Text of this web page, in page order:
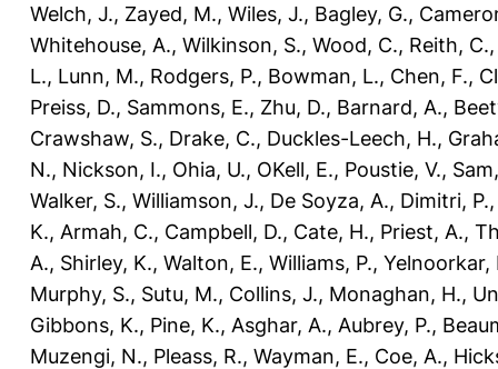
Welch, J., Zayed, M., Wiles, J., Bagley, G.,
Whitehouse, A., Wilkinson, S., Wood, C., Reith, C.
L., Lunn, M., Rodgers, P., Bowman, L., Chen, F.,
Preiss, D., Sammons, E., Zhu, D., Barnard, A.,
Crawshaw, S., Drake, C., Duckles-Leech, H.,
N., Nickson, I., Ohia, U., OKell, E., Poustie, V.,
Walker, S., Williamson, J., De Soyza, A., Dimitri, P.
K., Armah, C., Campbell, D., Cate, H., Priest, A.,
A., Shirley, K., Walton, E., Williams, P., Yelnoorkar,
Murphy, S., Sutu, M., Collins, J., Monaghan, H.,
Gibbons, K., Pine, K., Asghar, A., Aubrey, P.,
Muzengi, N., Pleass, R., Wayman, E., Coe, A.,